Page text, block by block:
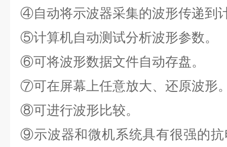
④自动将示波器采集的波形传递到
⑤计算机自动测试分析波形参数。
⑥可将波形数据文件自动存盘。
⑦可在屏幕上任意放大、还原波形
⑧可进行波形比较。
⑨示波器和微机系统具有很强的